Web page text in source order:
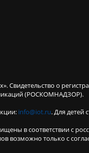
Свидетельство о
(РОСКОМНАДЗОР).
info@iot.ru. Для детей
в соответствии с
возможно только с